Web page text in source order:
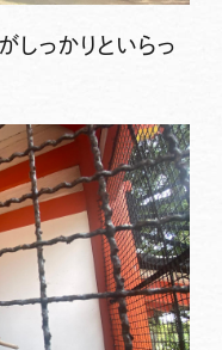
しっかりといらっ